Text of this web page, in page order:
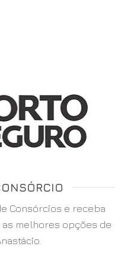
Consórcios e receba
melhores opções de